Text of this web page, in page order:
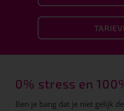
0% stress en
Ben je bang dat je niet gelijk